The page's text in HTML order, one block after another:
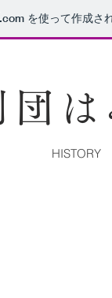
.com を使って作成さ
団
HISTORY